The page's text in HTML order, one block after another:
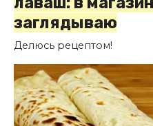
заглядываю
Делюсь рецептом!